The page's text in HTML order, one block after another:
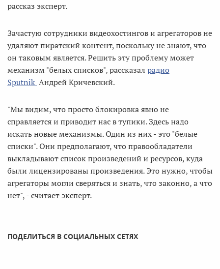
рассказ эксперт.
Зачастую сотрудники видеохостингов и агрегаторов не
удаляют пиратский контент, поскольку не знают, что
он таковым является. Решить эту проблему может
механизм "белых списков", рассказал радио
Sputnik Андрей Кричевский.
"Мы видим, что просто блокировка явно не
справляется и приводит нас в тупики. Здесь надо
искать новые механизмы. Один из них - это "белые
списки". Они предполагают, что правообладатели
выкладывают список произведений и ресурсов, куда
были лицензированы произведения. Это нужно, чтобы
агрегаторы могли сверяться и знать, что законно, а что
нет", - считает эксперт.
ПОДЕЛИТЬСЯ В СОЦИАЛЬНЫХ СЕТЯХ